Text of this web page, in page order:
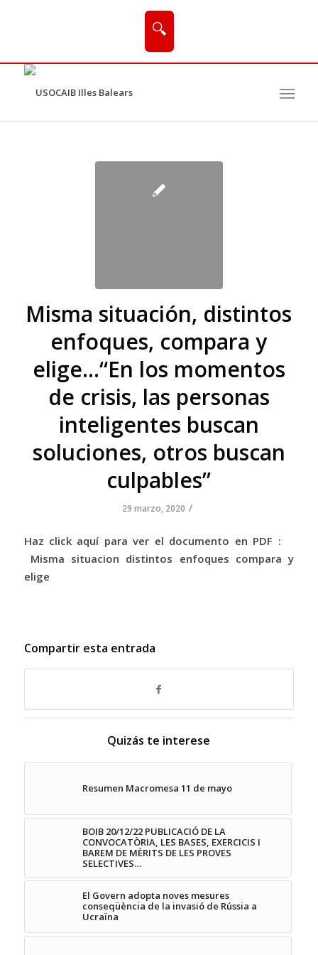
🔍
Misma situación, distintos
enfoques, compara y
elige…“En los momentos
de crisis, las personas
inteligentes buscan
soluciones, otros buscan
culpables”
29 marzo, 2020 /
Haz click aquí para ver el documento en PDF :
Misma situacion distintos enfoques compara y
elige
Compartir esta entrada
Quizás te interese
Resumen Macromesa 11 de mayo
BOIB 20/12/22 PUBLICACIÓ DE LA
CONVOCATÒRIA, LES BASES, EXERCICIS I
BAREM DE MÈRITS DE LES PROVES
SELECTIVES…
El Govern adopta noves mesures
conseqüència de la invasió de Rússia a
Ucraïna